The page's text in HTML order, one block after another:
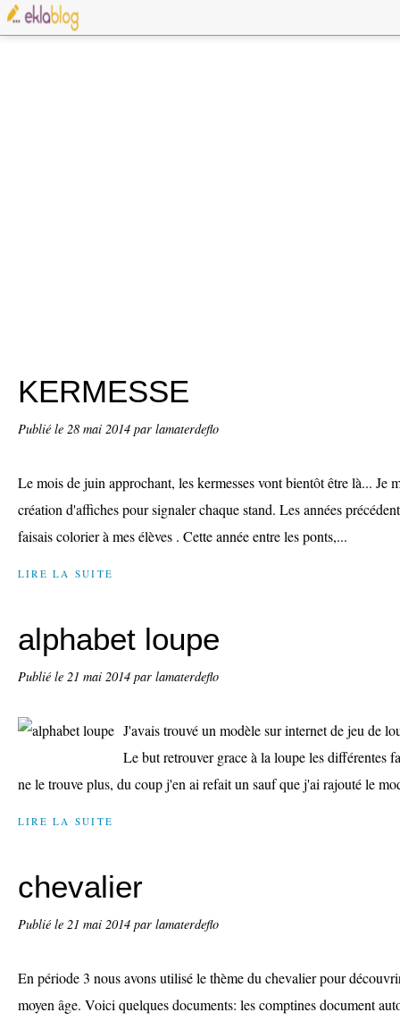
KERMESSE
Publié le 28 mai 2014 par lamaterdeflo
Le mois de juin approchant, les kermesses vont bientôt être là... Je
création d'affiches pour signaler chaque stand. Les années
faisais colorier à mes élèves . Cette année entre les ponts,...
LIRE LA SUITE
alphabet loupe
Publié le 21 mai 2014 par lamaterdeflo
J'avais trouvé un modèle sur internet de jeu de
Le but retrouver grace à la loupe les différentes
ne le trouve plus, du coup j'en ai refait un sauf que j'ai rajouté le
LIRE LA SUITE
chevalier
Publié le 21 mai 2014 par lamaterdeflo
En période 3 nous avons utilisé le thème du chevalier pour
moyen âge. Voici quelques documents: les comptines document